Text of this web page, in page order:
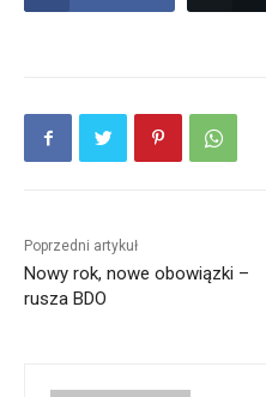
Poprzedni artykuł
Nowy rok, nowe obowiązki –
rusza BDO